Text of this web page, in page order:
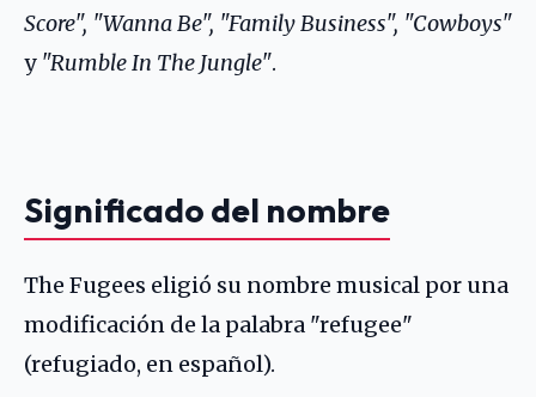
Score", "Wanna Be", "Family Business", "Cowboys"
y "Rumble In The Jungle".
Significado del nombre
The Fugees eligió su nombre musical por una
modificación de la palabra "refugee"
(refugiado, en español).